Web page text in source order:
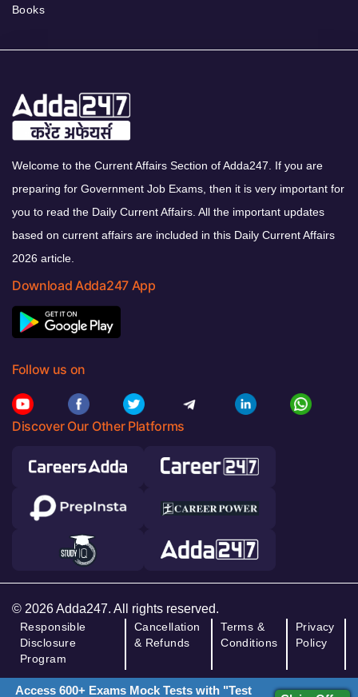
Books
Welcome to the Current Affairs Section of Adda247. If you are
preparing for Government Job Exams, then it is very important for
you to read the Daily Current Affairs. All the important updates
based on current affairs are included in this Daily Current Affairs
2026 article.
Download Adda247 App
Follow us on
Discover Our Other Platforms
© 2026 Adda247. All rights reserved.
Responsible
Disclosure
Program
Cancellation
& Refunds
Terms &
Conditions
Privacy
Policy
Access 600+ Exams Mock Tests with "Test